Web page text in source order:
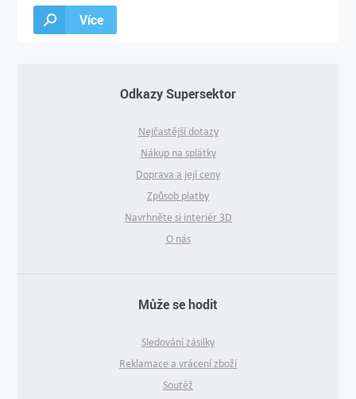
Více
Odkazy Supersektor
Nejčastější dotazy
Nákup na splátky
Doprava a její ceny
Způsob platby
Navrhněte si interiér 3D
O nás
Může se hodit
Sledování zásilky
Reklamace a vrácení zboží
Soutěž